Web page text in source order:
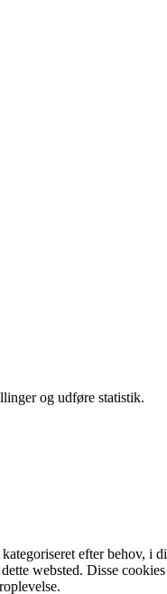
og udføre statistik.
efter behov, i
websted. Disse